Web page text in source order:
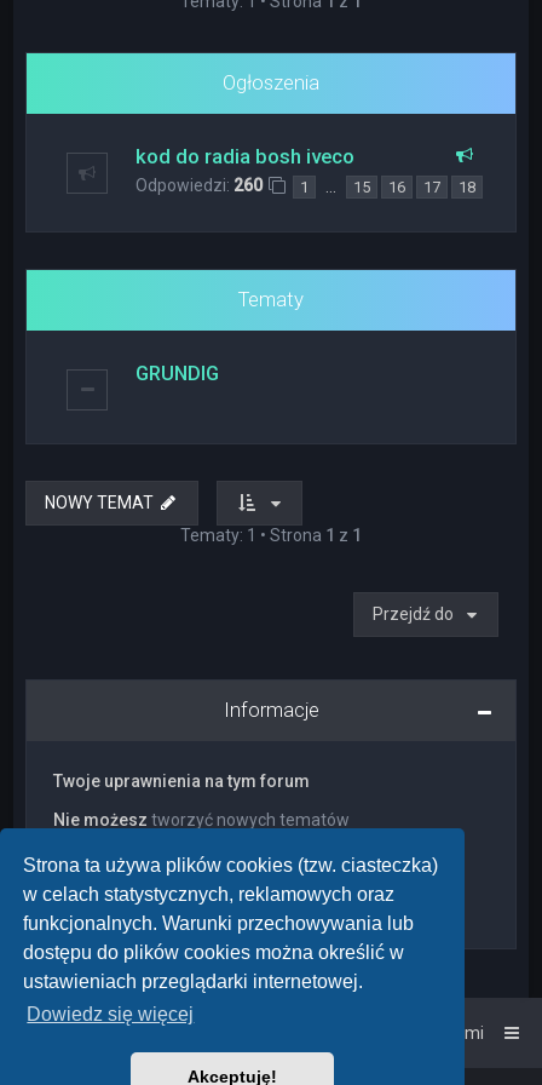
Strona ta używa plików cookies (tzw. ciasteczka)
w celach statystycznych, reklamowych oraz
funkcjonalnych. Warunki przechowywania lub
dostępu do plików cookies można określić w
ustawieniach przeglądarki internetowej.
Dowiedz się więcej
Akceptuję!
Ogłoszenia
kod do radia bosh iveco
Odpowiedzi: 260 1 … 15 16 17 18
Tematy
GRUNDIG
NOWY TEMAT
Tematy: 1 • Strona 1 z 1
Przejdź do
Informacje
Twoje uprawnienia na tym forum
Nie możesz tworzyć nowych tematów
Nie możeszzmieniać swoich postów
Nie możesz
usuwać swoich postów
Nie możeszdodawać załączników
Kontakt z nami